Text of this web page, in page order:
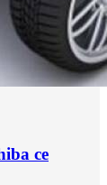
се